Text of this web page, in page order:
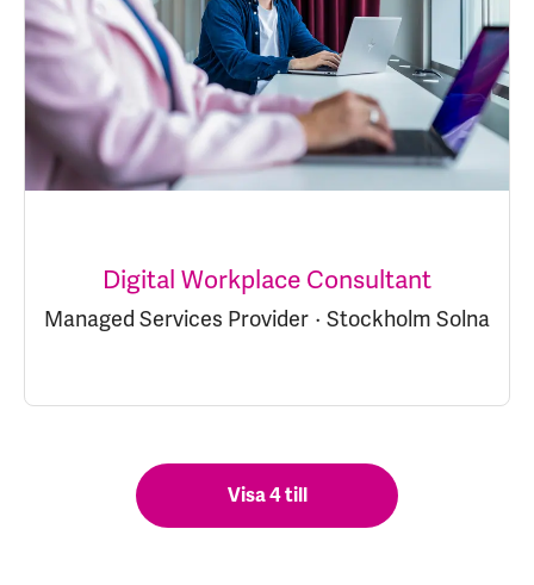
Digital Workplace Consultant
Managed Services Provider · Stockholm Solna
Visa 4 till